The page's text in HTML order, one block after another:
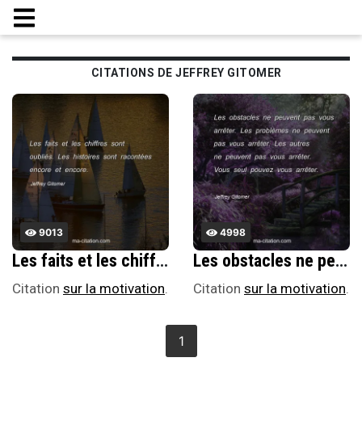
CITATIONS DE JEFFREY GITOMER
9013
Les faits et les chiffres sont oubliÃ©s. Les histoires sont racontÃ©es encore et encore.
Citation sur la motivation.
4998
Les obstacles ne peuvent pas vous arrÃªter. Les problÃ¨mes ne peuvent pas vous arrÃªter. Les autres ne peuvent pas vous arrÃªter. Vous seul pouvez vous arrÃªter.
Citation sur la motivation.
1